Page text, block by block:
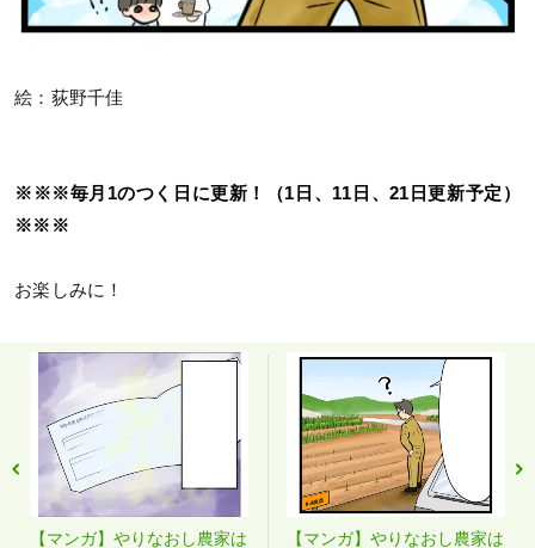
絵：荻野千佳
※※※毎月1のつく日に更新！（1日、11日、21日更新予定）
※※※
お楽しみに！
【マンガ】やりなおし農家は
【マンガ】やりなおし農家は